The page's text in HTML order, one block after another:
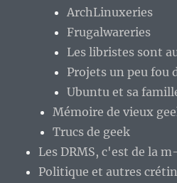
ArchLinuxeries
Frugalwareries
Les libristes sont
Projets un peu fou
Ubuntu et sa
Mémoire de vieux
Trucs de geek
Les DRMS, c'est de la
Politique et autres